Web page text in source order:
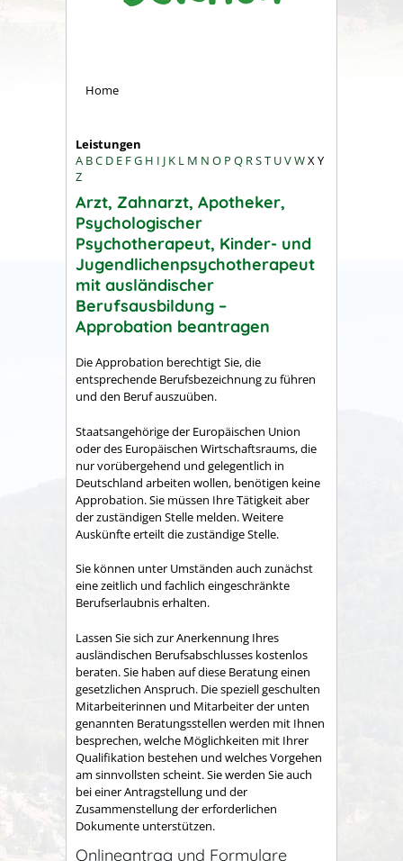
Home
Leistungen
A BC D E FG H I J K L M N O P Q RST UVWXY
Z
Arzt, Zahnarzt, Apotheker,
Psychologischer
Psychotherapeut, Kinder- und
Jugendlichenpsychotherapeut
mit ausländischer
Berufsausbildung –
Approbation beantragen
Die Approbation berechtigt Sie, die
entsprechende Berufsbezeichnung zu führen
und den Beruf auszuüben.
Staatsangehörige der Europäischen Union
oder des Europäischen Wirtschaftsraums, die
nur vorübergehend und gelegentlich in
Deutschland arbeiten wollen, benötigen keine
Approbation. Sie müssen Ihre Tätigkeit aber
der zuständigen Stelle melden. Weitere
Auskünfte erteilt die zuständige Stelle.
Sie können unter Umständen auch zunächst
eine zeitlich und fachlich eingeschränkte
Berufserlaubnis erhalten.
Lassen Sie sich zur Anerkennung Ihres
ausländischen Berufsabschlusses kostenlos
beraten. Sie haben auf diese Beratung einen
gesetzlichen Anspruch. Die speziell geschulten
Mitarbeiterinnen und Mitarbeiter der unten
genannten Beratungsstellen werden mit Ihnen
besprechen, welche Möglichkeiten mit Ihrer
Qualifikation bestehen und welches Vorgehen
am sinnvollsten scheint. Sie werden Sie auch
bei einer Antragstellung und der
Zusammenstellung der erforderlichen
Dokumente unterstützen.
Onlineantrag und Formulare